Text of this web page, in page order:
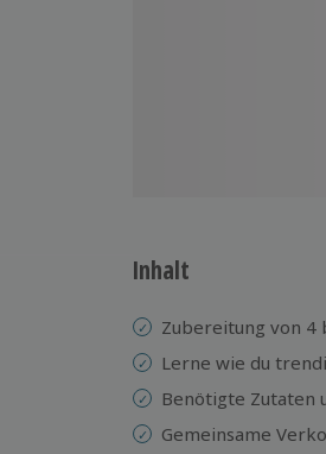
Inhalt
Zubereitung von 4
Lerne wie du
Benötigte Zutaten
Gemeinsame